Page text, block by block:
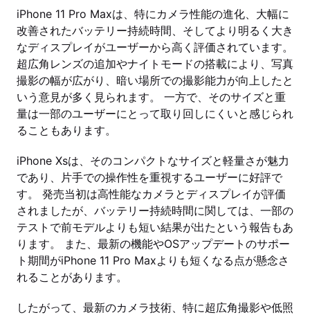
iPhone 11 Pro Maxは、特にカメラ性能の進化、大幅に
改善されたバッテリー持続時間、そしてより明るく大き
なディスプレイがユーザーから高く評価されています。
超広角レンズの追加やナイトモードの搭載により、写真
撮影の幅が広がり、暗い場所での撮影能力が向上したと
いう意見が多く見られます。 一方で、そのサイズと重
量は一部のユーザーにとって取り回しにくいと感じられ
ることもあります。
iPhone Xsは、そのコンパクトなサイズと軽量さが魅力
であり、片手での操作性を重視するユーザーに好評で
す。 発売当初は高性能なカメラとディスプレイが評価
されましたが、バッテリー持続時間に関しては、一部の
テストで前モデルよりも短い結果が出たという報告もあ
ります。 また、最新の機能やOSアップデートのサポー
ト期間がiPhone 11 Pro Maxよりも短くなる点が懸念さ
れることがあります。
したがって、最新のカメラ技術、特に超広角撮影や低照